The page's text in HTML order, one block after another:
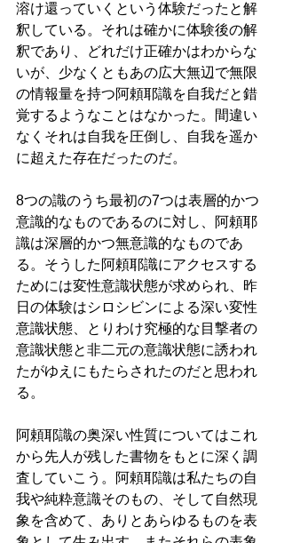
溶け還っていくという体験だったと解
釈している。それは確かに体験後の解
釈であり、どれだけ正確かはわからな
いが、少なくともあの広大無辺で無限
の情報量を持つ阿頼耶識を自我だと錯
覚するようなことはなかった。間違い
なくそれは自我を圧倒し、自我を遥か
に超えた存在だったのだ。
8つの識のうち最初の7つは表層的かつ
意識的なものであるのに対し、阿頼耶
識は深層的かつ無意識的なものであ
る。そうした阿頼耶識にアクセスする
ためには変性意識状態が求められ、昨
日の体験はシロシビンによる深い変性
意識状態、とりわけ究極的な目撃者の
意識状態と非二元の意識状態に誘われ
たがゆえにもたらされたのだと思われ
る。
阿頼耶識の奥深い性質についてはこれ
から先人が残した書物をもとに深く調
査していこう。阿頼耶識は私たちの自
我や純粋意識そのもの、そして自然現
象を含めて、ありとあらゆるものを表